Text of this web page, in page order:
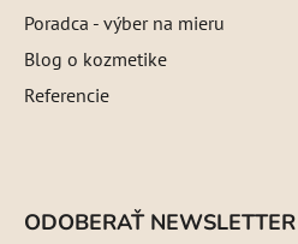
Poradca - výber na mieru
Blog o kozmetike
Referencie
ODOBERAŤ NEWSLETTER